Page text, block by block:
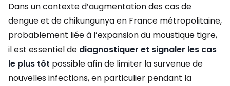
Dans un contexte d’augmentation des cas de
dengue et de chikungunya en France métropolitaine,
probablement liée à l’expansion du moustique tigre,
il est essentiel de diagnostiquer et signaler les cas
le plus tôt possible afin de limiter la survenue de
nouvelles infections, en particulier pendant la